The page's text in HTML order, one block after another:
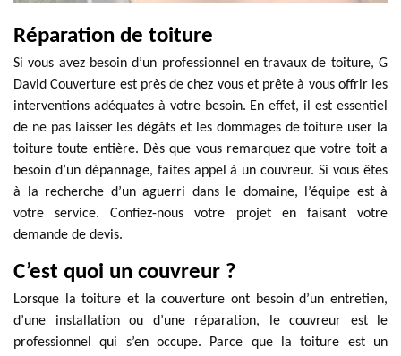
Réparation de toiture
Si vous avez besoin d’un professionnel en travaux de toiture, G
David Couverture est près de chez vous et prête à vous offrir les
interventions adéquates à votre besoin. En effet, il est essentiel
de ne pas laisser les dégâts et les dommages de toiture user la
toiture toute entière. Dès que vous remarquez que votre toit a
besoin d’un dépannage, faites appel à un couvreur. Si vous êtes
à la recherche d’un aguerri dans le domaine, l’équipe est à
votre service. Confiez-nous votre projet en faisant votre
demande de devis.
C’est quoi un couvreur ?
Lorsque la toiture et la couverture ont besoin d’un entretien,
d’une installation ou d’une réparation, le couvreur est le
professionnel qui s’en occupe. Parce que la toiture est un